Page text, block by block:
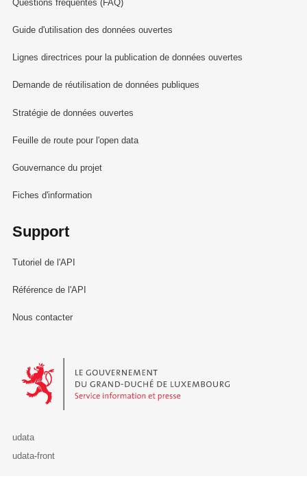
Questions fréquentes (FAQ)
Guide d'utilisation des données ouvertes
Lignes directrices pour la publication de données ouvertes
Demande de réutilisation de données publiques
Stratégie de données ouvertes
Feuille de route pour l'open data
Gouvernance du projet
Fiches d'information
Support
Tutoriel de l'API
Référence de l'API
Nous contacter
Le Gouvernement du Grand-Duché de Luxembourg - Service
udata
udata-front